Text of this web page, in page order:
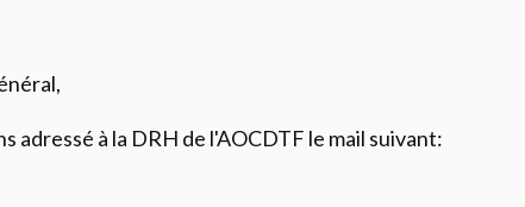
adressé à la DRH de l'AOCDTF le mail suivant: